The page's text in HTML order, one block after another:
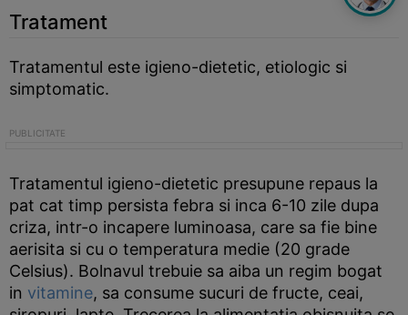
Tratament
Tratamentul este igieno-dietetic, etiologic si
simptomatic.
Tratamentul igieno-dietetic presupune repaus la
pat cat timp persista febra si inca 6-10 zile dupa
criza, intr-o incapere luminoasa, care sa fie bine
aerisita si cu o temperatura medie (20 grade
Celsius). Bolnavul trebuie sa aiba un regim bogat
in vitamine, sa consume sucuri de fructe, ceai,